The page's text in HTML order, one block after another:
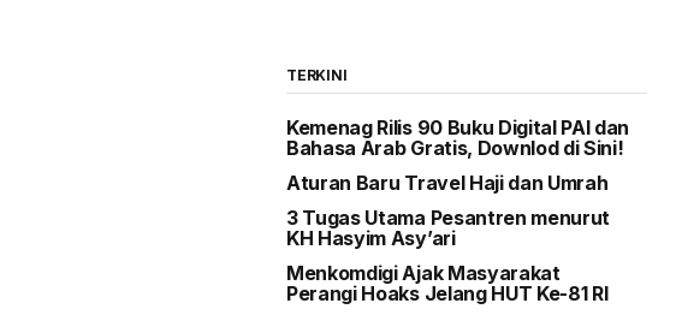
TERKINI
Kemenag Rilis 90 Buku Digital PAI dan
Bahasa Arab Gratis, Downlod di Sini!
Aturan Baru Travel Haji dan Umrah
3 Tugas Utama Pesantren menurut
KH Hasyim Asy’ari
Menkomdigi Ajak Masyarakat
Perangi Hoaks Jelang HUT Ke-81 RI